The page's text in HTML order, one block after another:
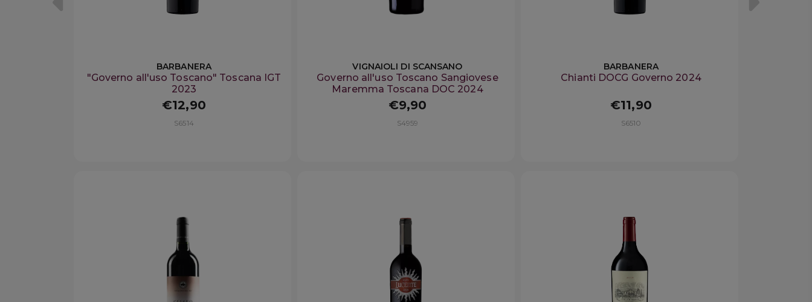
BARBANERA
"Governo all'uso Toscano" Toscana IGT
2023
€12,90
S6514
VIGNAIOLI DI SCANSANO
Governo all'uso Toscano Sangiovese
Maremma Toscana DOC 2024
€9,90
S4959
BARBANERA
Chianti DOCG Governo 2024
€11,90
S6510